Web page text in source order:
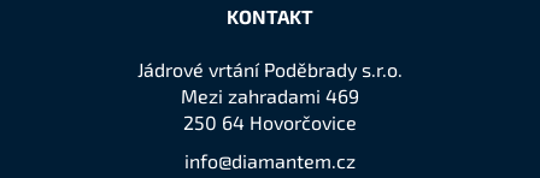
KONTAKT
Jádrové vrtání Poděbrady s.r.o.
Mezi zahradami 469
250 64 Hovorčovice
info@diamantem.cz